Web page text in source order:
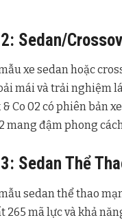
Sedan/
xe sedan hoặc
mái và trải nghiệm
& Co 02 có phiên bản
mang đậm phong
Sedan Thể
sedan thể thao
265 mã lực và khả